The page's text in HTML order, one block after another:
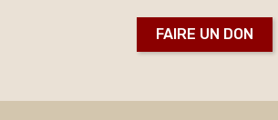
FAIRE UN DON